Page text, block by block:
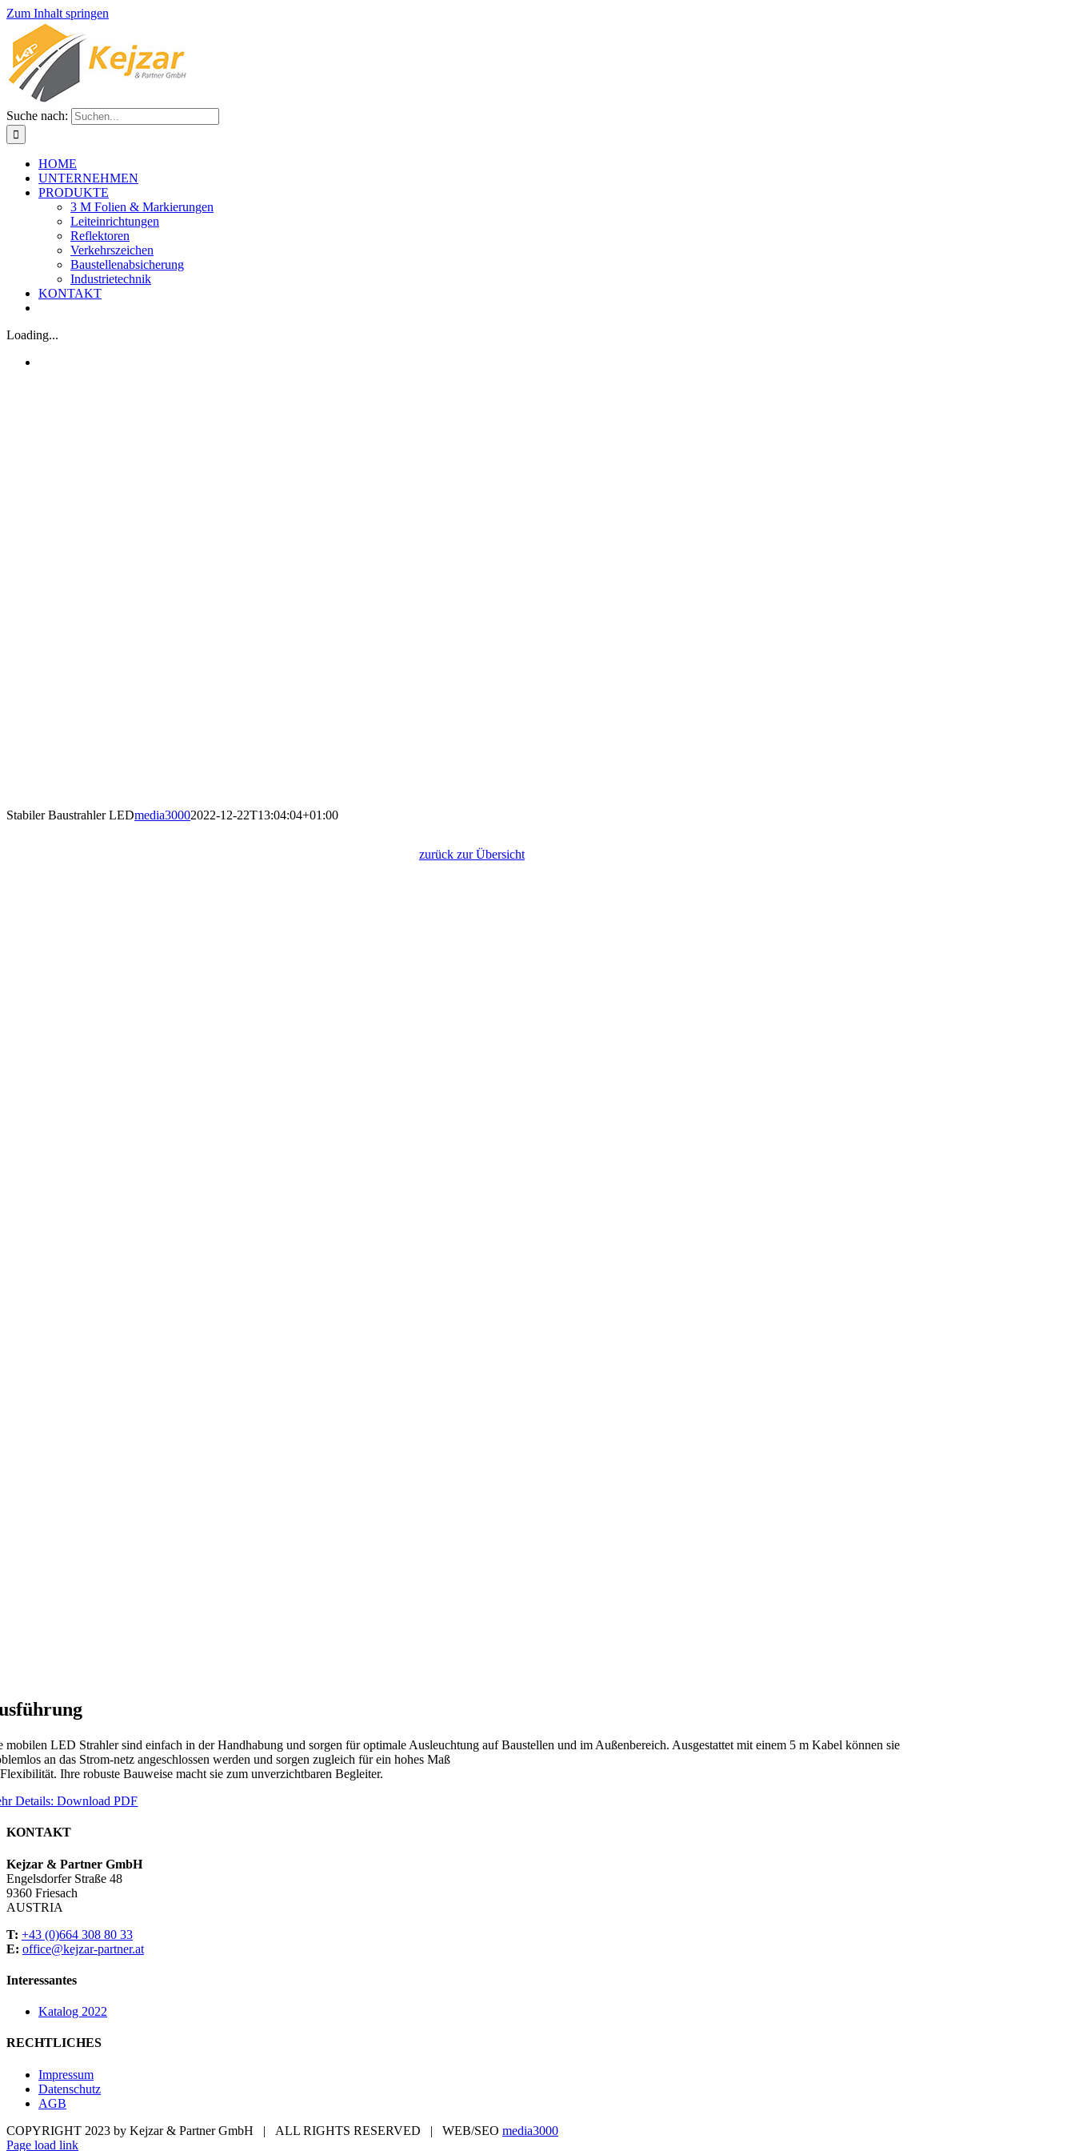
Zum Inhalt springen
Suche nach:
HOME
UNTERNEHMEN
PRODUKTE
3 M Folien & Markierungen
Leiteinrichtungen
Reflektoren
Verkehrszeichen
Baustellenabsicherung
Industrietechnik
KONTAKT
Loading...
Stabiler Baustrahler LEDmedia30002022-12-22T13:04:04+01:00
zurück zur Übersicht
mobilen LED Strahler sind einfach in der Handhabung und sorgen für optimale Ausleuchtung auf Baustellen und im Außenbereich. Ausgestattet mit einem 5 m Kabel können sie
an das Strom-netz angeschlossen werden und sorgen zugleich für ein hohes Maß
Ihre robuste Bauweise macht sie zum unverzichtbaren Begleiter.
Details: Download PDF
KONTAKT
Kejzar & Partner GmbH
Engelsdorfer Straße 48
9360 Friesach
AUSTRIA
T: +43 (0)664 308 80 33
E: office@kejzar-partner.at
Interessantes
Katalog 2022
RECHTLICHES
Impressum
Datenschutz
AGB
COPYRIGHT 2023 by Kejzar & Partner GmbH | ALL RIGHTS RESERVED | WEB/SEO media3000
Page load link